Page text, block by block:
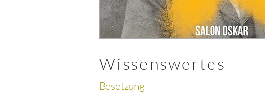
Wissenswertes
Besetzung